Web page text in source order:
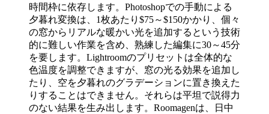
時間枠に依存します。Photoshopでの手動による
夕暮れ変換は、1枚あたり$75～$150かかり、個々
の窓からリアルな暖かい光を追加するという技術
的に難しい作業を含め、熟練した編集に30～45分
を要します。Lightroomのプリセットは全体的な
色温度を調整できますが、窓の光る効果を追加し
たり、空を夕暮れのグラデーションに置き換えた
りすることはできません。それらは平坦で説得力
のない結果を生み出します。Roomagenは、日中